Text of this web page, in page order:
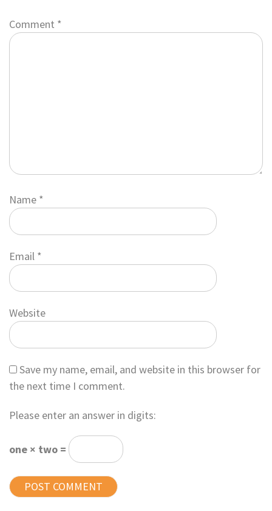
Comment *
Name *
Email *
Website
Save my name, email, and website in this browser for
the next time I comment.
Please enter an answer in digits:
one × two =